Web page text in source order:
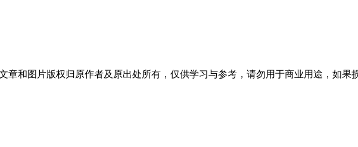
和图片版权归原作者及原出处所有，仅供学习与参考，请勿用于商业用途，如果